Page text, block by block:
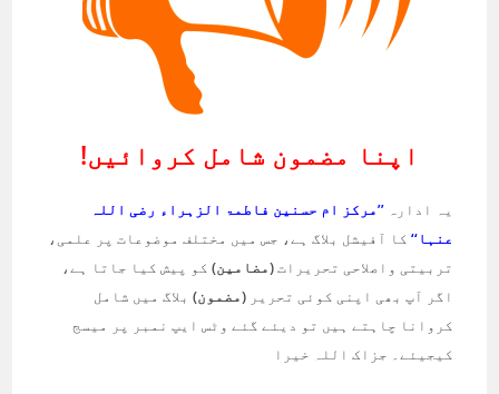
اپنا مضمون شامل کروائیں!
یہ ادارہ’’مرکز ام حسنین فاطمۃ الزہراء رضی اللہ
عنہا‘‘ کا آفیشل بلاگ ہے، جس میں مختلف موضوعات پر علمی،
تربیتی واصلاحی تحریرات(مضامین) کو پیش کیا جاتا ہے،
اگر آپ بھی اپنی کوئی تحریر(مضمون) بلاگ میں شامل
کروانا چاہتے ہیں تو دیئے گئے وٹس ایپ نمبر پر میسج
کیجیئے۔ جزاک اللہ خیرا